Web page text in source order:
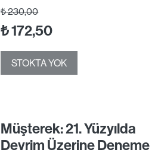
₺230,00
₺172,50
STOKTA YOK
Müşterek: 21. Yüzyılda
Devrim Üzerine Deneme